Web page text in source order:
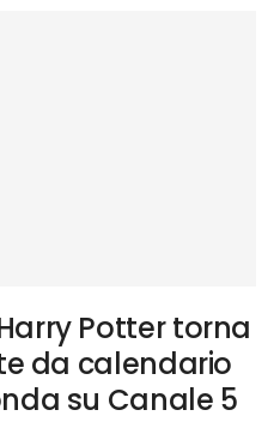
Potter torna
da calendario
su Canale 5